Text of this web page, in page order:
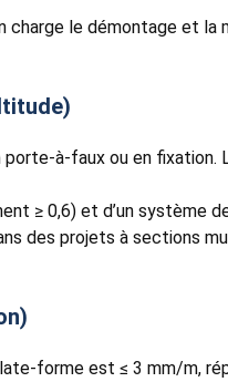
charge le démontage et la
à-faux ou en fixation.
≥ 0,6) et d’un système
des projets à sections
forme est ≤ 3 mm/m,